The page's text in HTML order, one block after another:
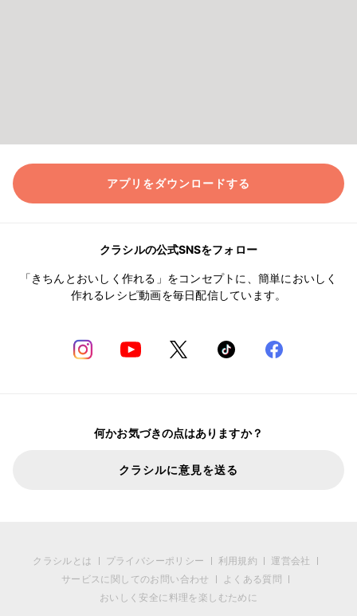
アプリをダウンロードする
クラシルの公式SNSをフォロー
「きちんとおいしく作れる」をコンセプトに、簡単においしく
作れるレシピ動画を毎日配信しています。
何かお気づきの点はありますか？
クラシルに意見を送る
クラシルとは プライバシーポリシー 利用規約
運営会社
サービスに関してのお問い合わせ
よくある質問
おいしく安全に料理を楽しむために